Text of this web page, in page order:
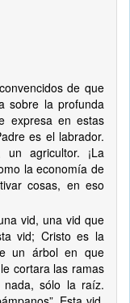
de que
sobre la profunda
expresa en estas
es el labrador.
agricultor. ¡La
la economía de
cosas, en eso
vid, una vid que
vid; Cristo es la
un árbol en que
cortara las ramas
sólo la raíz.